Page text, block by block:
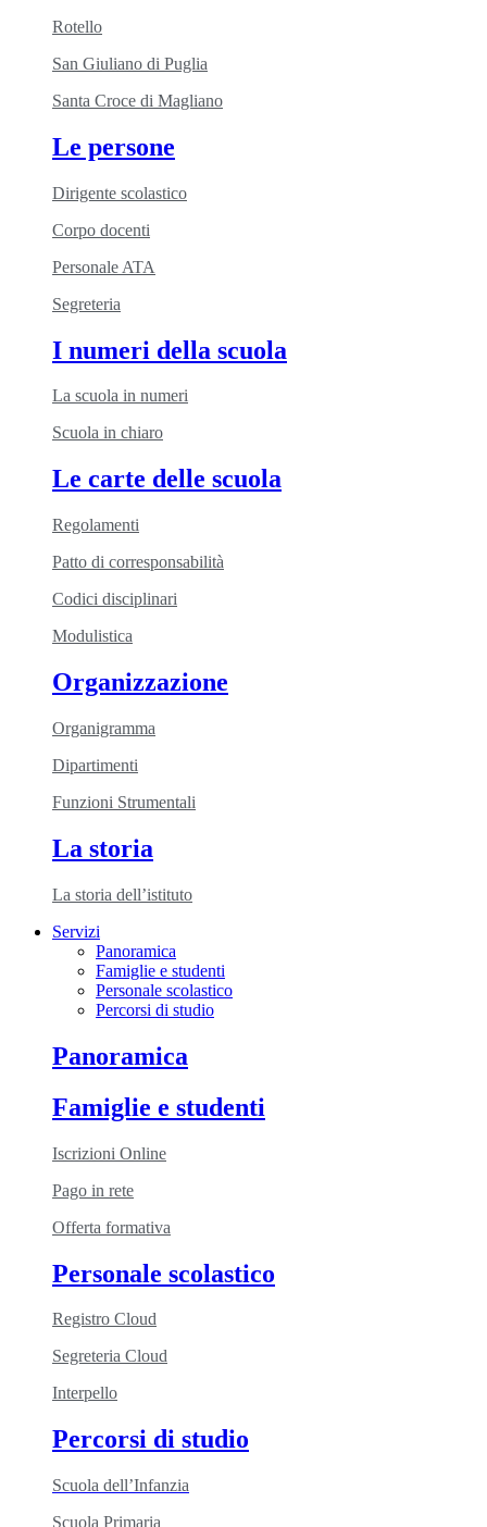
Rotello
San Giuliano di Puglia
Santa Croce di Magliano
Le persone
Dirigente scolastico
Corpo docenti
Personale ATA
Segreteria
I numeri della scuola
La scuola in numeri
Scuola in chiaro
Le carte delle scuola
Regolamenti
Patto di corresponsabilità
Codici disciplinari
Modulistica
Organizzazione
Organigramma
Dipartimenti
Funzioni Strumentali
La storia
La storia dell’istituto
Servizi
Panoramica
Famiglie e studenti
Personale scolastico
Percorsi di studio
Panoramica
Famiglie e studenti
Iscrizioni Online
Pago in rete
Offerta formativa
Personale scolastico
Registro Cloud
Segreteria Cloud
Interpello
Percorsi di studio
Scuola dell’Infanzia
Scuola Primaria